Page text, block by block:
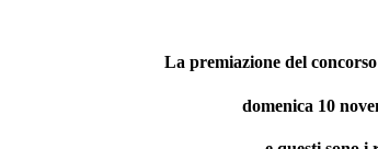
La premiazione del
domenica 10